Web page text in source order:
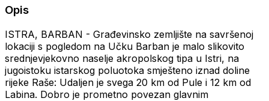
Opis
ISTRA, BARBAN - Građevinsko zemljište na savršenoj
lokaciji s pogledom na Učku Barban je malo slikovito
srednjevjekovno naselje akropolskog tipa u Istri, na
jugoistoku istarskog poluotoka smješteno iznad doline
rijeke Raše: Udaljen je svega 20 km od Pule i 12 km od
Labina. Dobro je prometno povezan glavnim